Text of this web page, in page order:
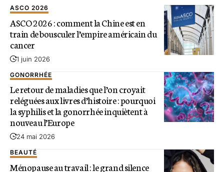
ASCO 2026
ASCO 2026 : comment la Chine est en
train de bousculer l’empire américain du
cancer
1 juin 2026
GONORRHÉE
Le retour de maladies que l’on croyait
reléguées aux livres d’histoire : pourquoi
la syphilis et la gonorrhée inquiètent à
nouveau l’Europe
24 mai 2026
BEAUTÉ
Ménopause au travail : le grand silence